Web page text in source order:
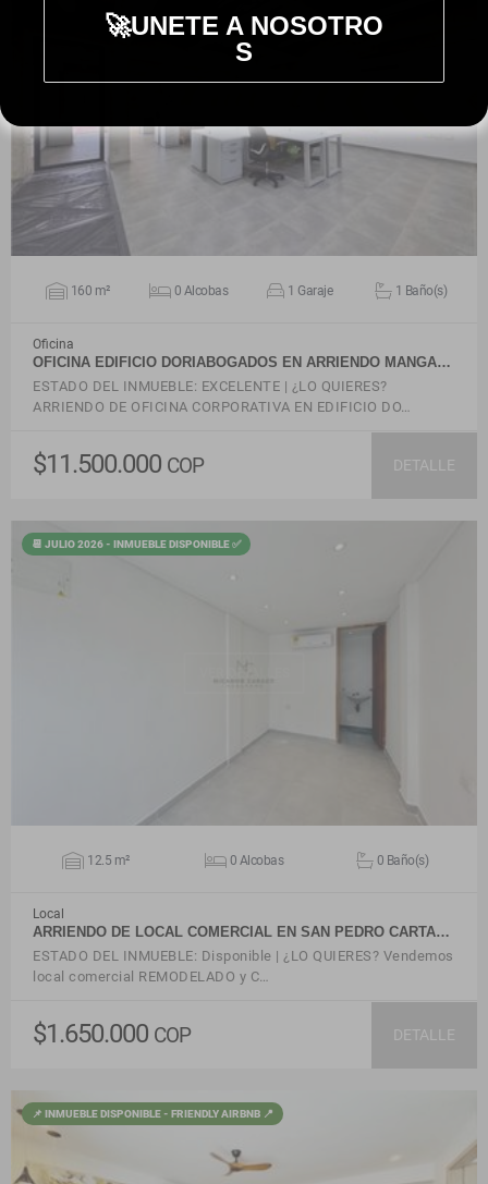
160 m² 0 Alcobas 1 Garaje 1 Baño(s)
Oficina
OFICINA EDIFICIO DORIABOGADOS EN ARRIENDO MANGA…
ESTADO DEL INMUEBLE: EXCELENTE | ¿LO QUIERES?
ARRIENDO DE OFICINA CORPORATIVA EN EDIFICIO DO…
$11.500.000 COP DETALLE
📆 JULIO 2026 - INMUEBLE DISPONIBLE ✅
12.5 m² 0 Alcobas 0 Baño(s)
Local
ARRIENDO DE LOCAL COMERCIAL EN SAN PEDRO CARTA…
ESTADO DEL INMUEBLE: Disponible | ¿LO QUIERES? Vendemos
local comercial REMODELADO y C…
$1.650.000 COP DETALLE
📌 INMUEBLE DISPONIBLE - FRIENDLY AIRBNB 📍
🚀UNETE A NOSOTRO
S